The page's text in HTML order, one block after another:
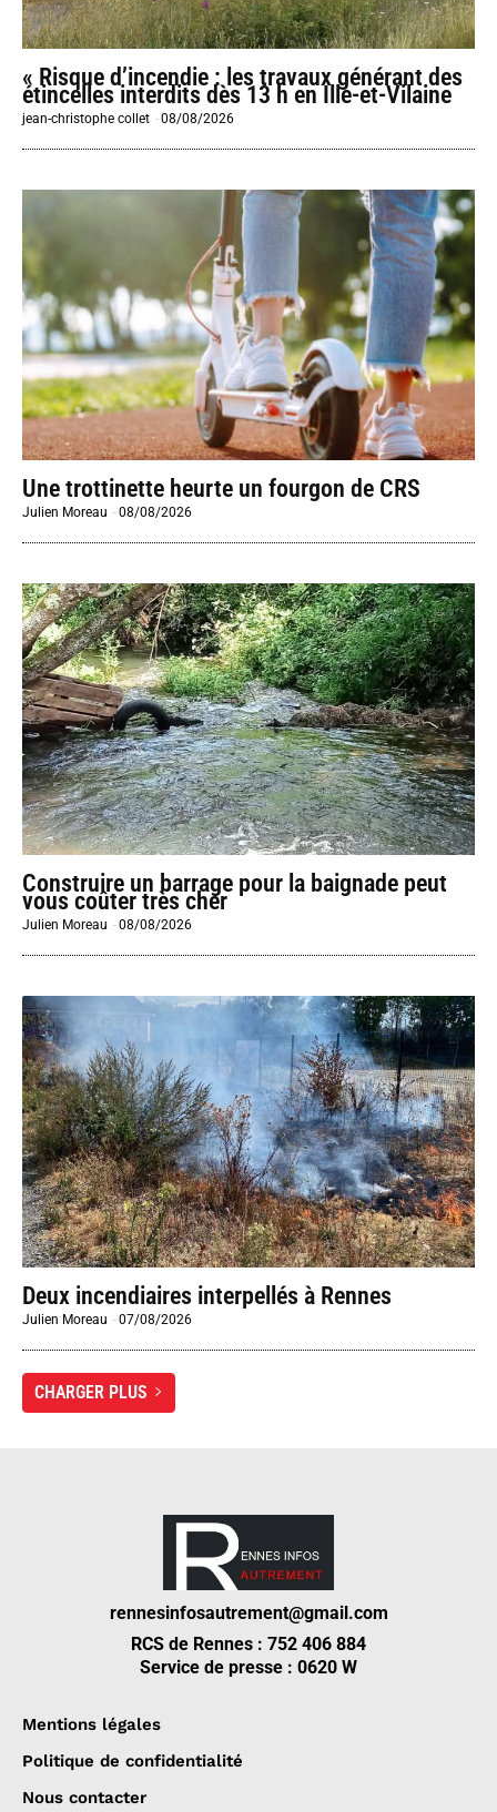
« Risque d’incendie : les travaux générant des
étincelles interdits dès 13 h en Ille-et-Vilaine
jean-christophe collet -08/08/2026
Une trottinette heurte un fourgon de CRS
Julien Moreau -08/08/2026
Construire un barrage pour la baignade peut
vous coûter très cher
Julien Moreau -08/08/2026
Deux incendiaires interpellés à Rennes
Julien Moreau -07/08/2026
CHARGER PLUS
rennesinfosautrement@gmail.com
RCS de Rennes : 752 406 884
Service de presse : 0620 W
Mentions légales
Politique de confidentialité
Nous contacter